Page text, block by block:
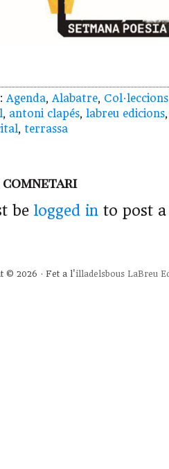
Agenda, Alabatre, Col·leccions
, antoni clapés, labreu edicions
, terrassa
comnetari
be logged in to post
© 2026 · Fet a l'illadelsbous LaBreu